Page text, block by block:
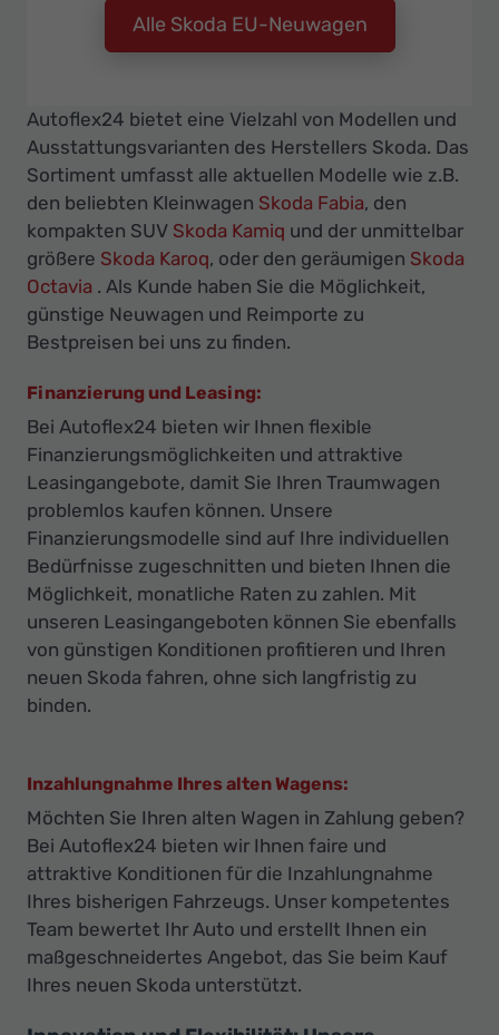
Alle Skoda EU-Neuwagen
Autoflex24 bietet eine Vielzahl von Modellen und
Ausstattungsvarianten des Herstellers Skoda. Das
Sortiment umfasst alle aktuellen Modelle wie z.B.
den beliebten Kleinwagen Skoda Fabia, den
kompakten SUV Skoda Kamiq und der unmittelbar
größere Skoda Karoq, oder den geräumigen Skoda
Octavia . Als Kunde haben Sie die Möglichkeit,
günstige Neuwagen und Reimporte zu
Bestpreisen bei uns zu finden.
Finanzierung und Leasing:
Bei Autoflex24 bieten wir Ihnen flexible
Finanzierungsmöglichkeiten und attraktive
Leasingangebote, damit Sie Ihren Traumwagen
problemlos kaufen können. Unsere
Finanzierungsmodelle sind auf Ihre individuellen
Bedürfnisse zugeschnitten und bieten Ihnen die
Möglichkeit, monatliche Raten zu zahlen. Mit
unseren Leasingangeboten können Sie ebenfalls
von günstigen Konditionen profitieren und Ihren
neuen Skoda fahren, ohne sich langfristig zu
binden.
Inzahlungnahme Ihres alten Wagens:
Möchten Sie Ihren alten Wagen in Zahlung geben?
Bei Autoflex24 bieten wir Ihnen faire und
attraktive Konditionen für die Inzahlungnahme
Ihres bisherigen Fahrzeugs. Unser kompetentes
Team bewertet Ihr Auto und erstellt Ihnen ein
maßgeschneidertes Angebot, das Sie beim Kauf
Ihres neuen Skoda unterstützt.